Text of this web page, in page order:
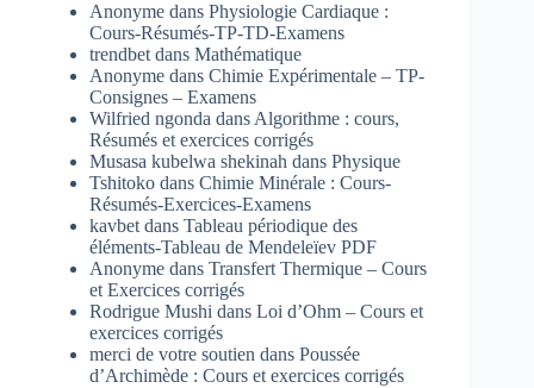
Anonyme dans Physiologie Cardiaque :
Cours-Résumés-TP-TD-Examens
trendbet dans Mathématique
Anonyme dans Chimie Expérimentale – TP-
Consignes – Examens
Wilfried ngonda dans Algorithme : cours,
Résumés et exercices corrigés
Musasa kubelwa shekinah dans Physique
Tshitoko dans Chimie Minérale : Cours-
Résumés-Exercices-Examens
kavbet dans Tableau périodique des
éléments-Tableau de Mendeleïev PDF
Anonyme dans Transfert Thermique – Cours
et Exercices corrigés
Rodrigue Mushi dans Loi d’Ohm – Cours et
exercices corrigés
merci de votre soutien dans Poussée
d’Archimède : Cours et exercices corrigés